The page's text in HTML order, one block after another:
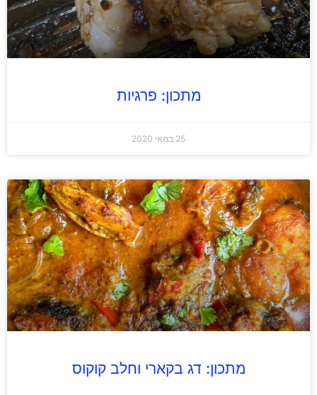
מתכון: פרגיות
25 במאי 2020
מתכון: דג בקארי וחלב קוקוס